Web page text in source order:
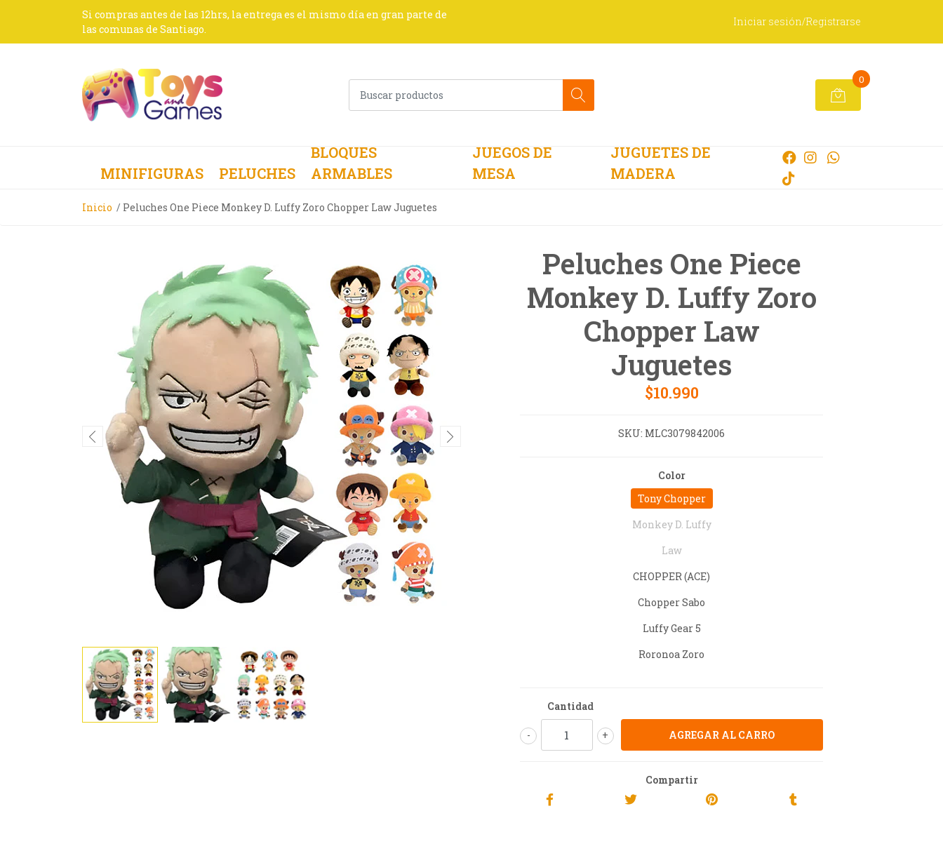
Si compras antes de las 12hrs, la entrega es el mismo día en gran parte de
las comunas de Santiago.
Iniciar sesión/Registrarse
0
MINIFIGURAS PELUCHES
BLOQUES
ARMABLES
JUEGOS DE
MESA
JUGUETES DE
MADERA
Inicio Peluches One Piece Monkey D. Luffy Zoro Chopper Law Juguetes
Peluches One Piece
Monkey D. Luffy Zoro
Chopper Law
Juguetes
$10.990
SKU: MLC3079842006
Color
Tony Chopper
Monkey D. Luffy
Law
CHOPPER (ACE)
Chopper Sabo
Luffy Gear 5
Roronoa Zoro
Cantidad
+
-
Compartir